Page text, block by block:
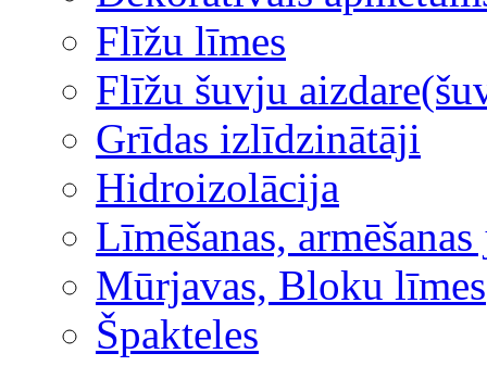
Flīžu līmes
Flīžu šuvju
Grīdas izlīdzinātāji
Hidroizolācija
Līmēšanas, armēšanas
Mūrjavas, Bloku līmes
Špakteles